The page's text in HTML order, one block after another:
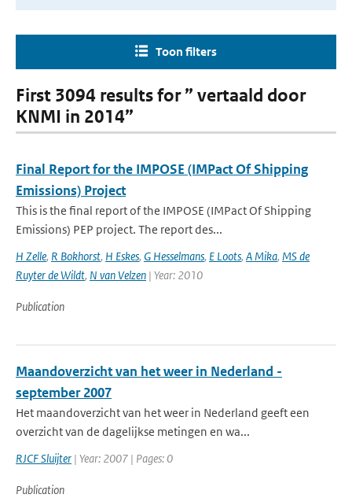
Toon filters
First 3094 results for ” vertaald door
KNMI in 2014”
Final Report for the IMPOSE (IMPact Of Shipping
Emissions) Project
This is the final report of the IMPOSE (IMPact Of Shipping
Emissions) PEP project. The report des...
H Zelle, R Bokhorst, H Eskes, G Hesselmans, E Loots, A Mika, MS de
Ruyter de Wildt, N van Velzen | Year: 2010
Publication
Maandoverzicht van het weer in Nederland -
september 2007
Het maandoverzicht van het weer in Nederland geeft een
overzicht van de dagelijkse metingen en wa...
RJCF Sluijter | Year: 2007 | Pages: 0
Publication